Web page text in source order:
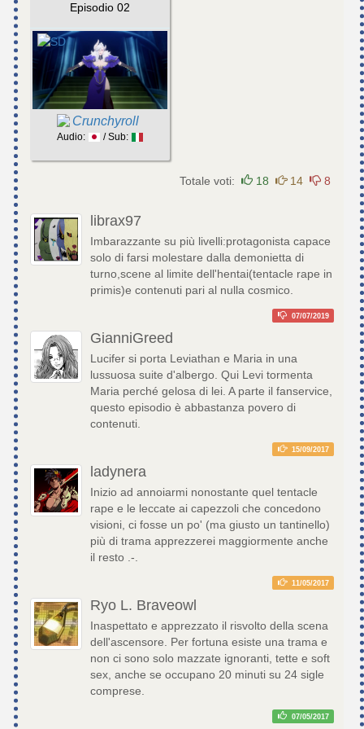
Episodio 02
Crunchyroll
Audio: / Sub:
Totale voti: 18 14 8
librax97
Imbarazzante su più livelli:protagonista capace
solo di farsi molestare dalla demonietta di
turno,scene al limite dell'hentai(tentacle rape in
primis)e contenuti pari al nulla cosmico.
07/07/2019
GianniGreed
Lucifer si porta Leviathan e Maria in una
lussuosa suite d'albergo. Qui Levi tormenta
Maria perché gelosa di lei. A parte il fanservice,
questo episodio è abbastanza povero di
contenuti.
15/09/2017
ladynera
Inizio ad annoiarmi nonostante quel tentacle
rape e le leccate ai capezzoli che concedono
visioni, ci fosse un po' (ma giusto un tantinello)
più di trama apprezzerei maggiormente anche
il resto .-.
11/05/2017
Ryo L. Braveowl
Inaspettato e apprezzato il risvolto della scena
dell'ascensore. Per fortuna esiste una trama e
non ci sono solo mazzate ignoranti, tette e soft
sex, anche se occupano 20 minuti su 24 sigle
comprese.
07/05/2017